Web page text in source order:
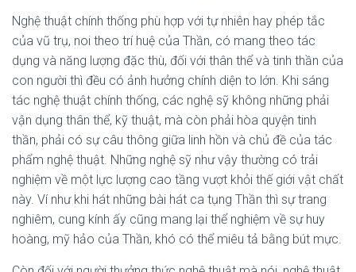
Nghệ thuật chính thống phù hợp với tự nhiên hay phép tắc
của vũ trụ, noi theo trí huệ của Thần, có mang theo tác
dụng và năng lượng đặc thù, đối với thân thể và tinh thần của
con người thì đều có ảnh hưởng chính diện to lớn. Khi sáng
tác nghệ thuật chính thống, các nghệ sỹ không những phải
vận dụng thân thể, kỹ thuật, mà còn phải hòa quyện tinh
thần, phải có sự câu thông giữa linh hồn và chủ đề của tác
phẩm nghệ thuật. Những nghệ sỹ như vậy thường có trải
nghiệm về một lực lượng cao tầng vượt khỏi thế giới vật chất
này. Ví như khi hát những bài hát ca tụng Thần thì sự trang
nghiêm, cung kính ấy cũng mang lại thể nghiệm về sự huy
hoàng, mỹ hảo của Thần, khó có thể miêu tả bằng bút mực.